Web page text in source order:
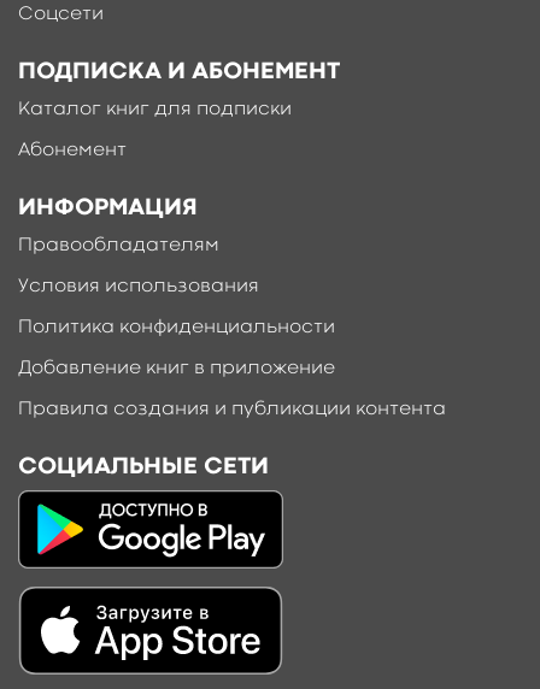
Соцсети
ПОДПИСКА И АБОНЕМЕНТ
Каталог книг для подписки
Абонемент
ИНФОРМАЦИЯ
Правообладателям
Условия использования
Политика конфиденциальности
Добавление книг в приложение
Правила создания и публикации контента
СОЦИАЛЬНЫЕ СЕТИ